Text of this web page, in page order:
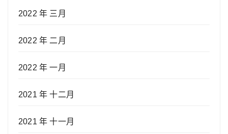
2022 年 三月
2022 年 二月
2022 年 一月
2021 年 十二月
2021 年 十一月